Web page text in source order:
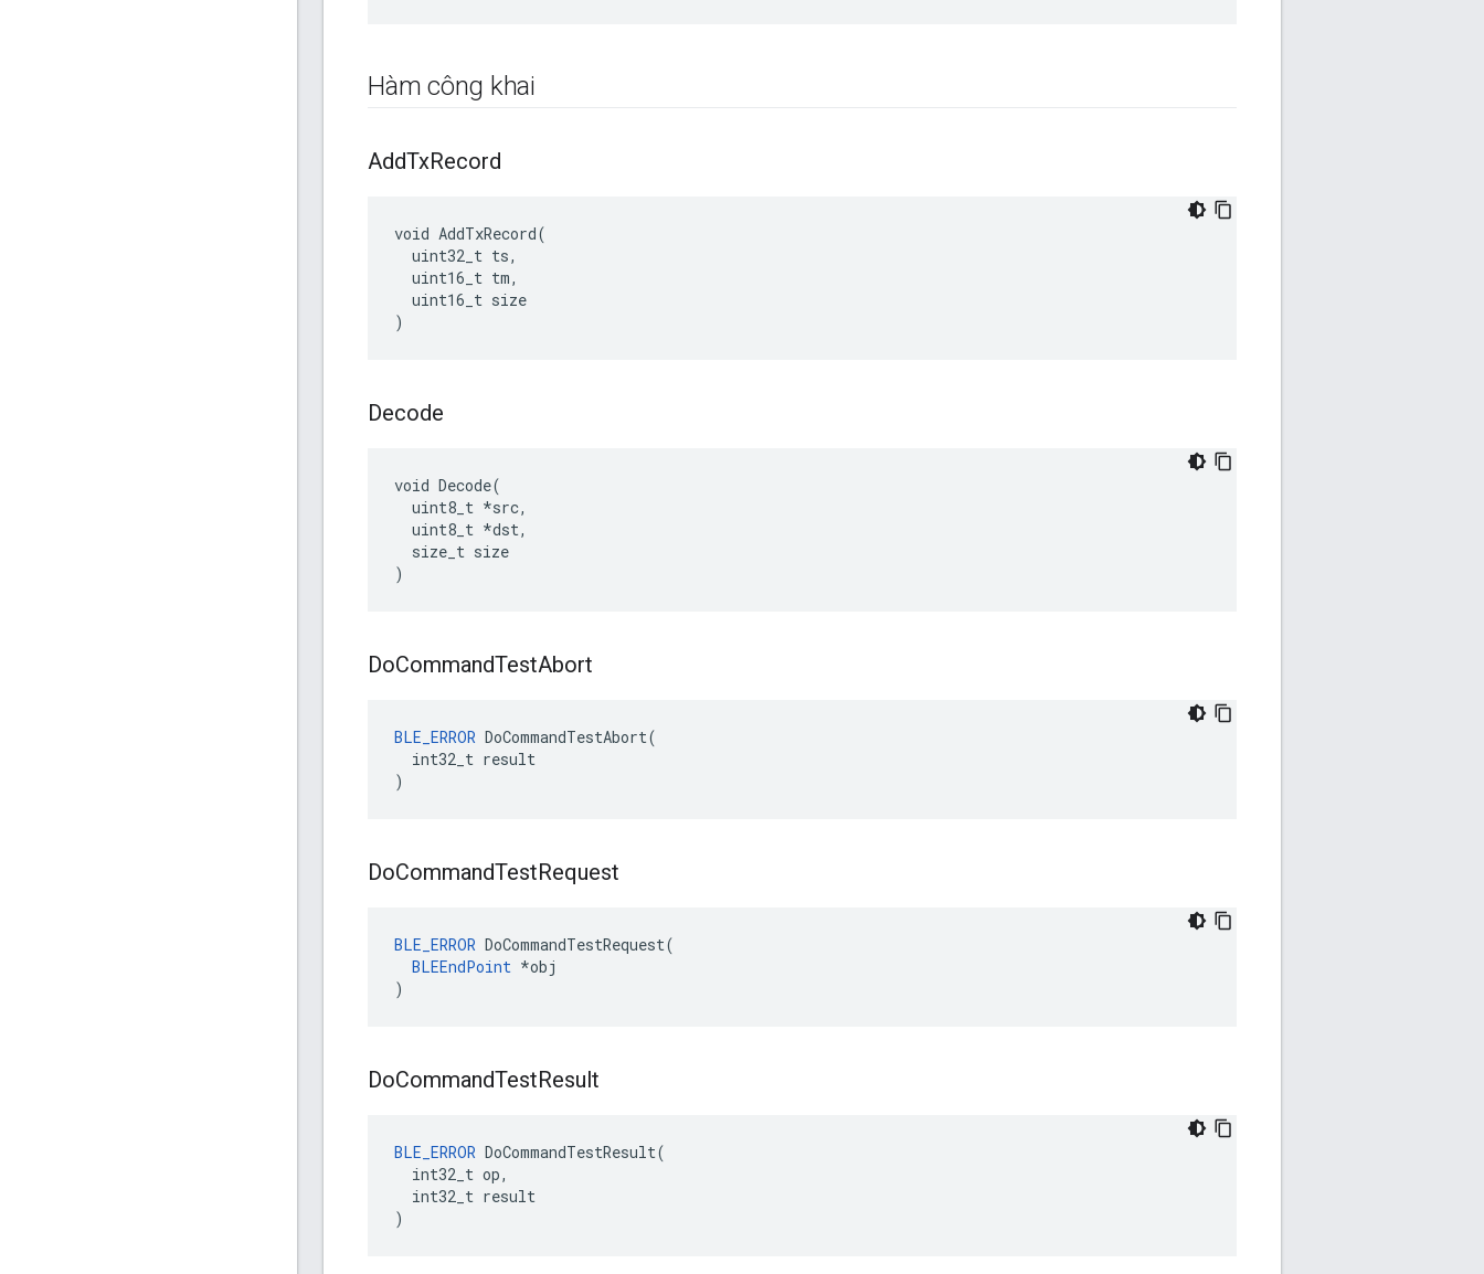
Hàm công khai
AddTxRecord
void AddTxRecord(
  uint32_t ts,
  uint16_t tm,
  uint16_t size
)
Decode
void Decode(
  uint8_t *src,
  uint8_t *dst,
  size_t size
)
DoCommandTestAbort
BLE_ERROR DoCommandTestAbort(
  int32_t result
)
DoCommandTestRequest
BLE_ERROR DoCommandTestRequest(
BLEEndPoint *obj
)
DoCommandTestResult
BLE_ERROR DoCommandTestResult(
  int32_t op,
  int32_t result
)